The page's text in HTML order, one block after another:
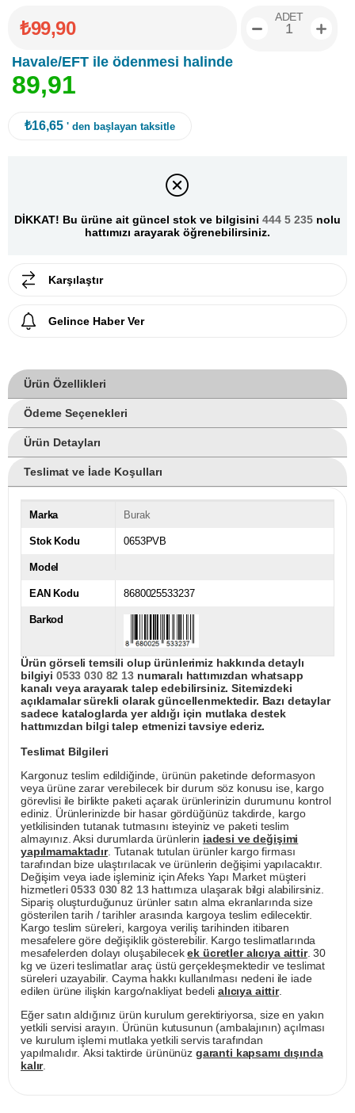
₺99,90
Havale/EFT ile ödenmesi halinde
89,91
ADET
₺16,65 ' den başlayan taksitle
DİKKAT! Bu ürüne ait güncel stok ve bilgisini 444 5 235 nolu
hattımızı arayarak öğrenebilirsiniz.
Karşılaştır
Gelince Haber Ver
Ürün Özellikleri
Ödeme Seçenekleri
Ürün Detayları
Teslimat ve İade Koşulları
Marka Burak
Stok Kodu 0653PVB
Model
EAN Kodu 8680025533237
Barkod
Ürün görseli temsili olup ürünlerimiz hakkında detaylı
bilgiyi 0533 030 82 13numaralı hattımızdan whatsapp
kanalı veya arayarak talep edebilirsiniz. Sitemizdeki
açıklamalar sürekli olarak güncellenmektedir. Bazı detaylar
sadece kataloglarda yer aldığı için mutlaka destek
hattımızdan bilgi talep etmenizi tavsiye ederiz.
Teslimat Bilgileri
Kargonuz teslim edildiğinde, ürünün paketinde deformasyon
veya ürüne zarar verebilecek bir durum söz konusu ise, kargo
görevlisi ile birlikte paketi açarak ürünlerinizin durumunu kontrol
ediniz. Ürünlerinizde bir hasar gördüğünüz takdirde, kargo
yetkilisinden tutanak tutmasını isteyiniz ve paketi teslim
almayınız. Aksi durumlarda ürünlerin iadesi ve değişimi
yapılmamaktadır. Tutanak tutulan ürünler kargo firması
tarafından bize ulaştırılacak ve ürünlerin değişimi yapılacaktır.
Değişim veya iade işleminiz için Afeks Yapı Market müşteri
hizmetleri0533 030 82 13hattımıza ulaşarak bilgi alabilirsiniz.
Sipariş oluşturduğunuz ürünler satın alma ekranlarında size
gösterilen tarih / tarihler arasında kargoya teslim edilecektir.
Kargo teslim süreleri, kargoya veriliş tarihinden itibaren
mesafelere göre değişiklik gösterebilir. Kargo teslimatlarında
mesafelerden dolayı oluşabilecekek ücretler alıcıya aittir. 30
kg ve üzeri teslimatlar araç üstü gerçekleşmektedir ve teslimat
süreleri uzayabilir. Cayma hakkı kullanılması nedeni ile iade
edilen ürüne ilişkin kargo/nakliyat bedeli alıcıya aittir.
Eğer satın aldığınız ürün kurulum gerektiriyorsa, size en yakın
yetkili servisi arayın. Ürünün kutusunun (ambalajının) açılması
ve kurulum işlemi mutlaka yetkili servis tarafından
yapılmalıdır. Aksi taktirde ürününüz garanti kapsamı dışında
kalır.